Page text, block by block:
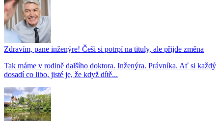
Zdravím, pane inženýre! Češi si potrpí na tituly, ale přijde změna
Tak máme v rodině dalšího doktora. Inženýra. Právníka. Ať si každý
dosadí co libo, jisté je, že když dítě...